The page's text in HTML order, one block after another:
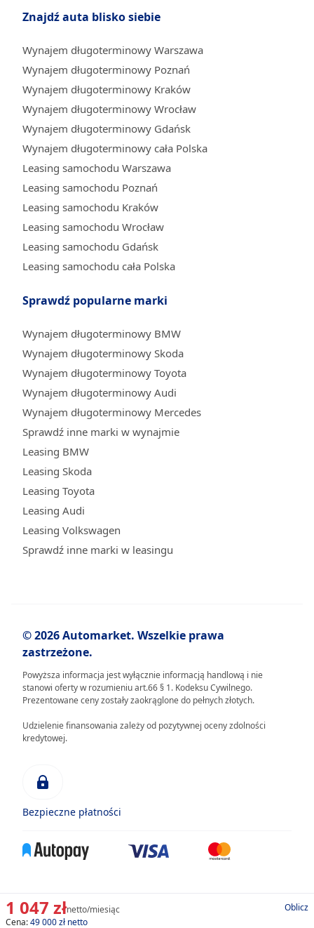
1 047 złnetto/miesiąc
Oblicz
Cena:49 000 zł netto
Znajdź auta blisko siebie
Wynajem długoterminowy Warszawa
Wynajem długoterminowy Poznań
Wynajem długoterminowy Kraków
Wynajem długoterminowy Wrocław
Wynajem długoterminowy Gdańsk
Wynajem długoterminowy cała Polska
Leasing samochodu Warszawa
Leasing samochodu Poznań
Leasing samochodu Kraków
Leasing samochodu Wrocław
Leasing samochodu Gdańsk
Leasing samochodu cała Polska
Sprawdź popularne marki
Wynajem długoterminowy BMW
Wynajem długoterminowy Skoda
Wynajem długoterminowy Toyota
Wynajem długoterminowy Audi
Wynajem długoterminowy Mercedes
Sprawdź inne marki w wynajmie
Leasing BMW
Leasing Skoda
Leasing Toyota
Leasing Audi
Leasing Volkswagen
Sprawdź inne marki w leasingu
© 2026 Automarket. Wszelkie prawa
zastrzeżone.
Powyższa informacja jest wyłącznie informacją handlową i nie
stanowi oferty w rozumieniu art.66 § 1. Kodeksu Cywilnego.
Prezentowane ceny zostały zaokrąglone do pełnych złotych.
Udzielenie finansowania zależy od pozytywnej oceny zdolności
kredytowej.
Bezpieczne płatności